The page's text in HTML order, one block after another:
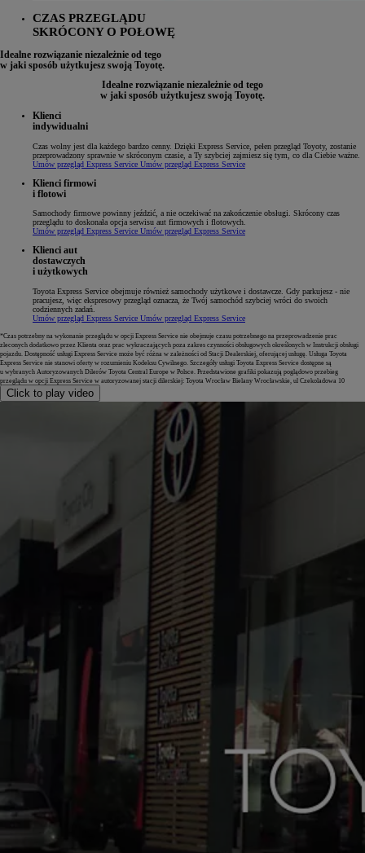
CZAS PRZEGLĄDU
SKRÓCONY O POŁOWĘ
Idealne rozwiązanie niezależnie od tego
w jaki sposób użytkujesz swoją Toyotę.
Idealne rozwiązanie niezależnie od tego
w jaki sposób użytkujesz swoją Toyotę.
Klienci
indywidualni
Czas wolny jest dla każdego bardzo cenny. Dzięki Express Service, pełen przegląd Toyoty, zostanie
przeprowadzony sprawnie w skróconym czasie, a Ty szybciej zajmiesz się tym, co dla Ciebie ważne.
Umów przegląd Express Service Umów przegląd Express Service
Klienci firmowi
i flotowi
Samochody firmowe powinny jeździć, a nie oczekiwać na zakończenie obsługi. Skrócony czas
przeglądu to doskonała opcja serwisu aut firmowych i flotowych.
Umów przegląd Express Service Umów przegląd Express Service
Klienci aut
dostawczych
i użytkowych
Toyota Express Service obejmuje również samochody użytkowe i dostawcze. Gdy parkujesz - nie
pracujesz, więc ekspresowy przegląd oznacza, że Twój samochód szybciej wróci do swoich
codziennych zadań.
Umów przegląd Express Service Umów przegląd Express Service
*Czas potrzebny na wykonanie przeglądu w opcji Express Service nie obejmuje czasu potrzebnego na przeprowadzenie prac
zleconych dodatkowo przez Klienta oraz prac wykraczających poza zakres czynności obsługowych określonych w Instrukcji obsługi
pojazdu. Dostępność usługi Express Service może być różna w zależności od Stacji Dealerskiej, oferującej usługę. Usługa Toyota
Express Service nie stanowi oferty w rozumieniu Kodeksu Cywilnego. Szczegóły usługi Toyota Express Service dostępne są
u wybranych Autoryzowanych Dilerów Toyota Central Europe w Polsce. Przedstawione grafiki pokazują poglądowo przebieg
przeglądu w opcji Express Service w autoryzowanej stacji dilerskiej: Toyota Wrocław Bielany Wrocławskie, ul Czekoladowa 10
Click to play video